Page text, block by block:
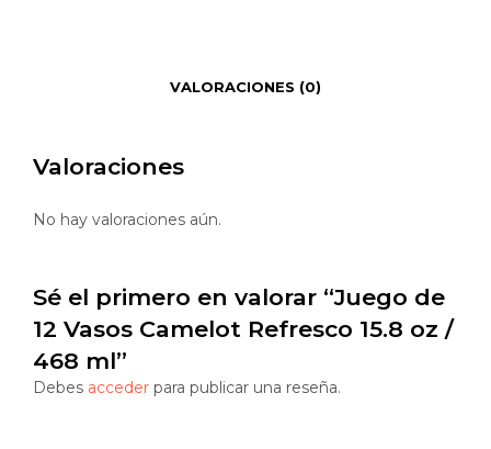
VALORACIONES (0)
Valoraciones
No hay valoraciones aún.
Sé el primero en valorar “Juego de
12 Vasos Camelot Refresco 15.8 oz /
468 ml”
Debes acceder para publicar una reseña.